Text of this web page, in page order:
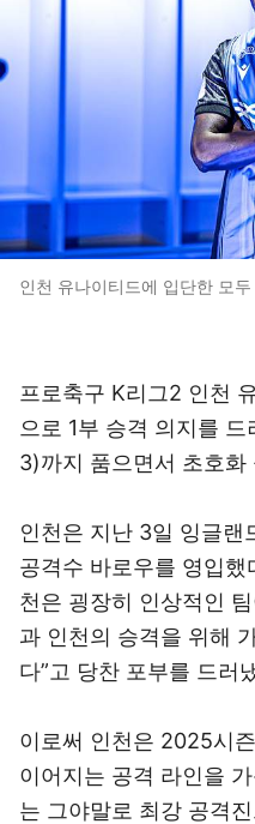
인천 유나이티드에 입단한 모
프로축구 K리그2 인천
으로 1부 승격 의지를
3)까지 품으면서 초호화
인천은 지난 3일 잉글랜
공격수 바로우를 영입했
천은 굉장히 인상적인
과 인천의 승격을 위해
다”고 당찬 포부를 드러
이로써 인천은 2025시
이어지는 공격 라인을
는 그야말로 최강 공격